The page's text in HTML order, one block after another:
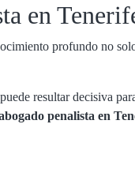
en
profundo no
resultar decisiva
penalista en